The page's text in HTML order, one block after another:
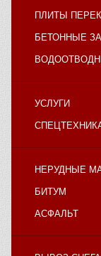
ПЛИТЫ
БЕТОННЫЕ
УСЛУГИ
НЕРУДНЫЕ
БИТУМ
АСФАЛЬТ